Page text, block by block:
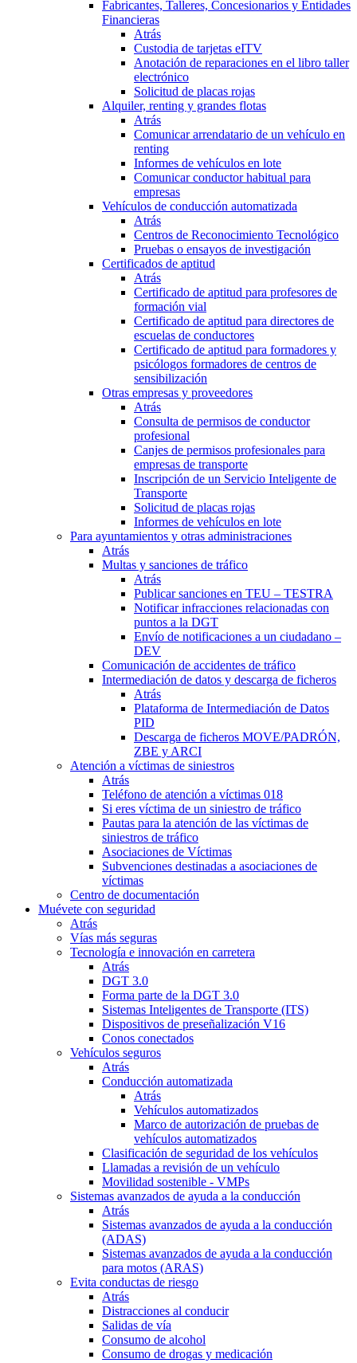
Fabricantes, Talleres, Concesionarios y Entidades
Financieras
Atrás
Custodia de tarjetas eITV
Anotación de reparaciones en el libro taller
electrónico
Solicitud de placas rojas
Alquiler, renting y grandes flotas
Atrás
Comunicar arrendatario de un vehículo en
renting
Informes de vehículos en lote
Comunicar conductor habitual para
empresas
Vehículos de conducción automatizada
Atrás
Centros de Reconocimiento Tecnológico
Pruebas o ensayos de investigación
Certificados de aptitud
Atrás
Certificado de aptitud para profesores de
formación vial
Certificado de aptitud para directores de
escuelas de conductores
Certificado de aptitud para formadores y
psicólogos formadores de centros de
sensibilización
Otras empresas y proveedores
Atrás
Consulta de permisos de conductor
profesional
Canjes de permisos profesionales para
empresas de transporte
Inscripción de un Servicio Inteligente de
Transporte
Solicitud de placas rojas
Informes de vehículos en lote
Para ayuntamientos y otras administraciones
Atrás
Multas y sanciones de tráfico
Atrás
Publicar sanciones en TEU – TESTRA
Notificar infracciones relacionadas con
puntos a la DGT
Envío de notificaciones a un ciudadano –
DEV
Comunicación de accidentes de tráfico
Intermediación de datos y descarga de ficheros
Atrás
Plataforma de Intermediación de Datos
PID
Descarga de ficheros MOVE/PADRÓN,
ZBE y ARCI
Atención a víctimas de siniestros
Atrás
Teléfono de atención a víctimas 018
Si eres víctima de un siniestro de tráfico
Pautas para la atención de las víctimas de
siniestros de tráfico
Asociaciones de Víctimas
Subvenciones destinadas a asociaciones de
víctimas
Centro de documentación
Muévete con seguridad
Atrás
Vías más seguras
Tecnología e innovación en carretera
Atrás
DGT 3.0
Forma parte de la DGT 3.0
Sistemas Inteligentes de Transporte (ITS)
Dispositivos de preseñalización V16
Conos conectados
Vehículos seguros
Atrás
Conducción automatizada
Atrás
Vehículos automatizados
Marco de autorización de pruebas de
vehículos automatizados
Clasificación de seguridad de los vehículos
Llamadas a revisión de un vehículo
Movilidad sostenible - VMPs
Sistemas avanzados de ayuda a la conducción
Atrás
Sistemas avanzados de ayuda a la conducción
(ADAS)
Sistemas avanzados de ayuda a la conducción
para motos (ARAS)
Evita conductas de riesgo
Atrás
Distracciones al conducir
Salidas de vía
Consumo de alcohol
Consumo de drogas y medicación